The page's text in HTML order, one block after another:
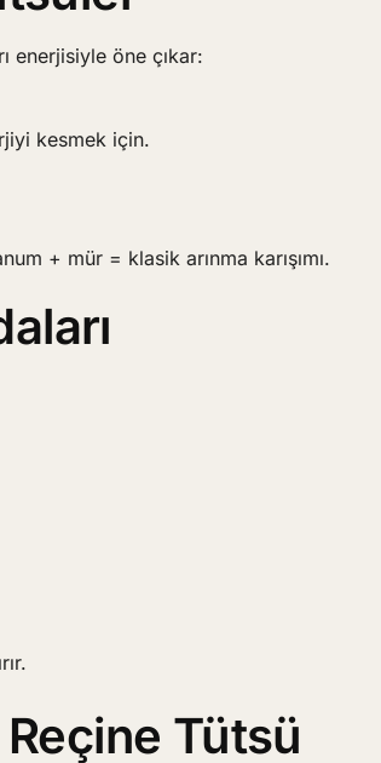
enerjisiyle öne çıkar:
kesmek için.
+ mür = klasik arınma karışımı.
Tütsü